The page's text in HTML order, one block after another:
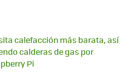
calefacción más barata, así
calderas de gas por
Pi